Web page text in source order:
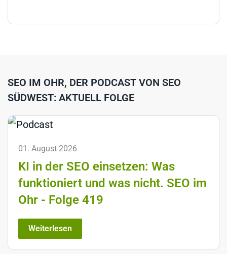
SEO IM OHR, DER PODCAST VON SEO
SÜDWEST: AKTUELL FOLGE
01. August 2026
KI in der SEO einsetzen: Was
funktioniert und was nicht. SEO im
Ohr - Folge 419
Weiterlesen